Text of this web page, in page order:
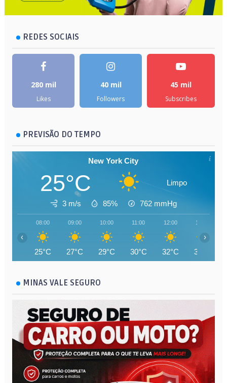
REDES SOCIAIS
280 mil
Likes
40 mil
Followers
45 mil
Subscribes
PREVISÃO DO TEMPO
New York City
25°C Limpo
3 m/s 85% 762 mmHg
08:00
25°C
09:00
27°C
10:00
29°C
11:00
30°C
12:00
32°C
13:00
32°C
‹ ›
MINAS VALE SEGURO